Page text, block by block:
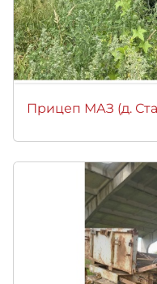
Прицеп МАЗ (д.